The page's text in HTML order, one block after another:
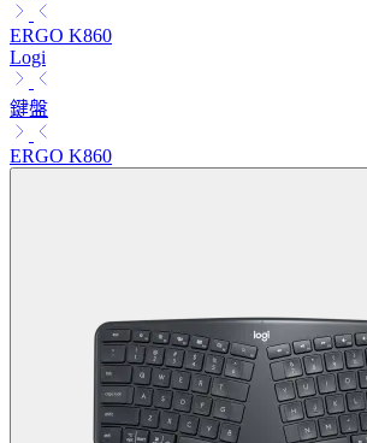
ERGO K860
Logi
鍵盤
ERGO K860